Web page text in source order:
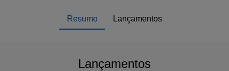
Resumo Lançamentos
Lançamentos